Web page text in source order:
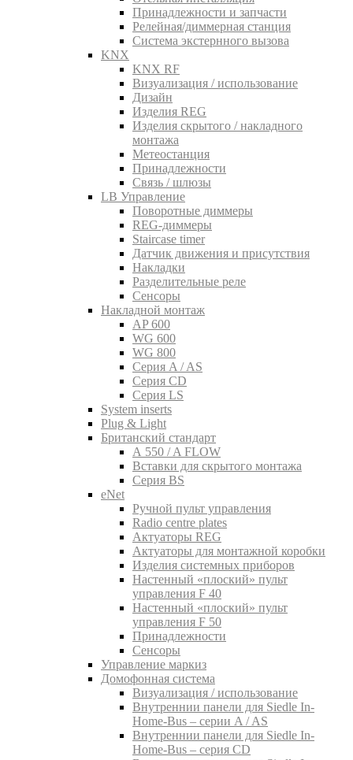
Принадлежности и запчасти
Релейная/диммерная станция
Система экстернного вызова
KNX
KNX RF
Визуализация / использование
Дизайн
Изделия REG
Изделия скрытого / накладного
монтажа
Метеостанция
Принадлежности
Связь / шлюзы
LB Управление
Поворотные диммеры
REG-диммеры
Staircase timer
Датчик движения и присутствия
Накладки
Разделительные реле
Сенсоры
Накладной монтаж
AP 600
WG 600
WG 800
Серия A / AS
Серия CD
Серия LS
System inserts
Plug & Light
Британский стандарт
A 550 / A FLOW
Вставки для скрытого монтажа
Серия BS
eNet
Pучной пульт управления
Radio centre plates
Актуаторы REG
Актуаторы для монтажной коробки
Изделия системных приборов
Настенный «плоский» пульт
управления F 40
Настенный «плоский» пульт
управления F 50
Принадлежности
Сенсоры
Управление маркиз
Домофонная система
Визуализация / использование
Внутреннии панели для Siedle In-
Home-Bus – серии A / AS
Внутреннии панели для Siedle In-
Home-Bus – серия CD